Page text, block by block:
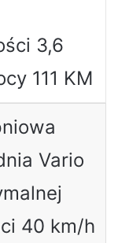
3,6
111 KM
Vario
40 km/h